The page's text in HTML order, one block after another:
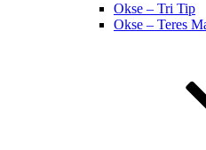
Okse – Tri Tip
Okse – Teres